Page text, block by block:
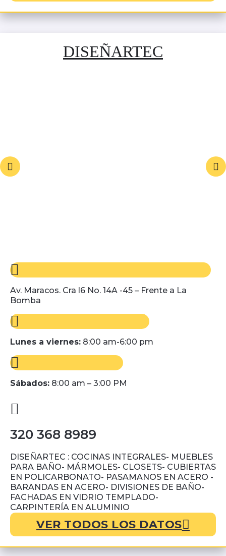
DISEÑARTEC
Av. Maracos. Cra l6 No. 14A -45 – Frente a La
Bomba
Lunes a viernes: 8:00 am-6:00 pm
Sábados: 8:00 am – 3:00 PM
320 368 8989
DISEÑARTEC : COCINAS INTEGRALES- MUEBLES
PARA BAÑO- MÁRMOLES- CLOSETS- CUBIERTAS
EN POLICARBONATO- PASAMANOS EN ACERO -
BARANDAS EN ACERO- DIVISIONES DE BAÑO-
FACHADAS EN VIDRIO TEMPLADO-
CARPINTERÍA EN ALUMINIO
VER TODOS LOS DATOS